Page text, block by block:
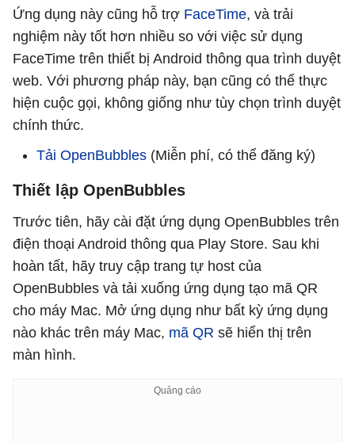
Ứng dụng này cũng hỗ trợ FaceTime, và trải
nghiệm này tốt hơn nhiều so với việc sử dụng
FaceTime trên thiết bị Android thông qua trình duyệt
web. Với phương pháp này, bạn cũng có thể thực
hiện cuộc gọi, không giống như tùy chọn trình duyệt
chính thức.
Tải OpenBubbles (Miễn phí, có thể đăng ký)
Thiết lập OpenBubbles
Trước tiên, hãy cài đặt ứng dụng OpenBubbles trên
điện thoại Android thông qua Play Store. Sau khi
hoàn tất, hãy truy cập trang tự host của
OpenBubbles và tải xuống ứng dụng tạo mã QR
cho máy Mac. Mở ứng dụng như bất kỳ ứng dụng
nào khác trên máy Mac, mã QR sẽ hiển thị trên
màn hình.